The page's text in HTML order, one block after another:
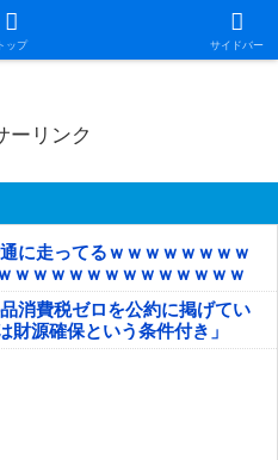
トップ サイドバー
ーリンク
に走ってるｗｗｗｗｗｗｗｗ
ｗｗｗｗｗｗｗｗｗｗｗｗｗ
消費税ゼロを公約に掲げてい
源確保という条件付き」